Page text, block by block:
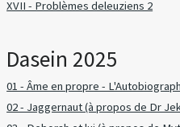
XVII - Problèmes deleuziens 2
Dasein 2025
01 - Âme en propre -
02 - Jaggernaut (à propos de Dr